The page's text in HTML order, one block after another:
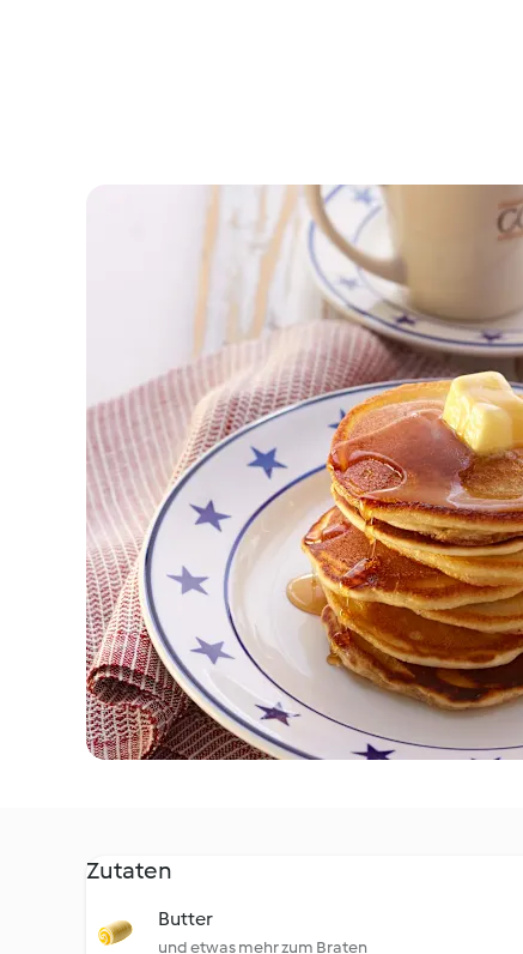
Zutaten
Butter
und etwas mehr zum Braten